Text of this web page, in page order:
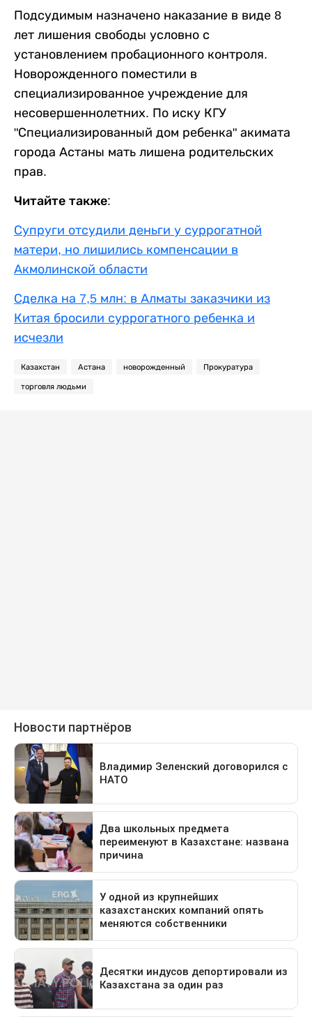
Подсудимым назначено наказание в виде 8
лет лишения свободы условно с
установлением пробационного контроля.
Новорожденного поместили в
специализированное учреждение для
несовершеннолетних. По иску КГУ
"Специализированный дом ребенка" акимата
города Астаны мать лишена родительских
прав.
Читайте также:
Супруги отсудили деньги у суррогатной
матери, но лишились компенсации в
Акмолинской области
Сделка на 7,5 млн: в Алматы заказчики из
Китая бросили суррогатного ребенка и
исчезли
Казахстан Астана новорожденный Прокуратура
торговля людьми